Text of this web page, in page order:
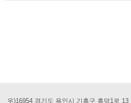
우)16954 경기도 용인시 기흥구 흥덕1로